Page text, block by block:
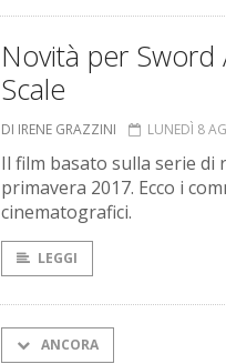
Novità per Sword
Scale
DI IRENE GRAZZINI LUNEDÌ 8
Il film basato sulla serie di
primavera 2017. Ecco i
cinematografici.
LEGGI
ANCORA